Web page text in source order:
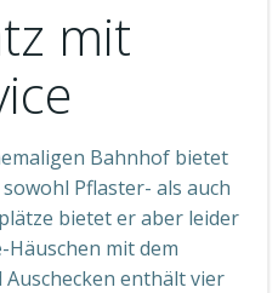
mit
Bahnhof bietet
Pflaster- als auch
bietet er aber leider
Häuschen mit dem
enthält vier